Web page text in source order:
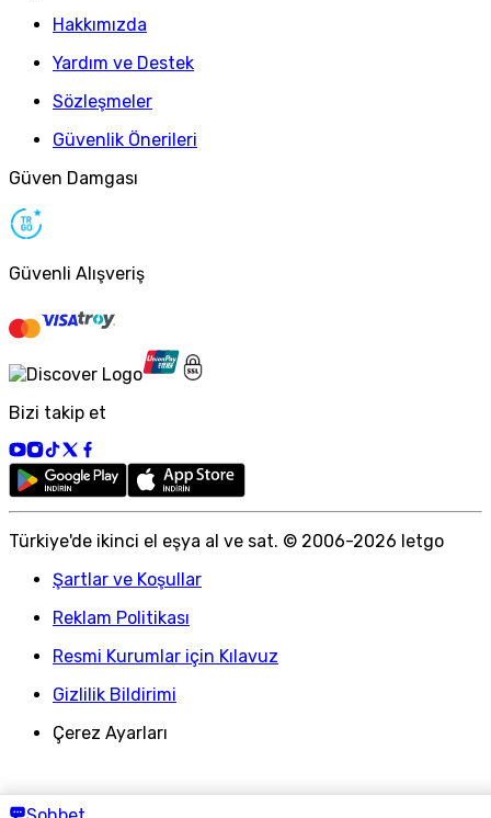
Hakkımızda
Yardım ve Destek
Sözleşmeler
Güvenlik Önerileri
Güven Damgası
Güvenli Alışveriş
Bizi takip et
Türkiye'de ikinci el eşya al ve sat. © 2006-2026 letgo
Şartlar ve Koşullar
Reklam Politikası
Resmi Kurumlar için Kılavuz
Gizlilik Bildirimi
Çerez Ayarları